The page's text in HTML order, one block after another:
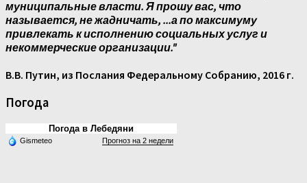
муниципальные власти. Я прошу вас, что
называется, не жадничать, ...а по максимуму
привлекать к исполнению социальных услуг и
некоммерческие организации."
В.В. Путин, из Послания Федеральному Собранию, 2016 г.
Погода
Погода в Лебедяни
Gismeteo Прогноз на 2 недели